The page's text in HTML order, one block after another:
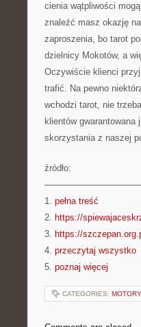
cienia wątpliwości
znaleźć masz okazję
zaproszenia, bo tarot
dzielnicy Mokotów, a
Oczywiście klienci
trafić. Na pewno
wchodzi tarot, nie
klientów
skorzystania z naszej
źródło:
1. pełna treść
2. https://
3. https://
4. przeczytaj wszystko
5. poznaj więcej
CATEGORIES: